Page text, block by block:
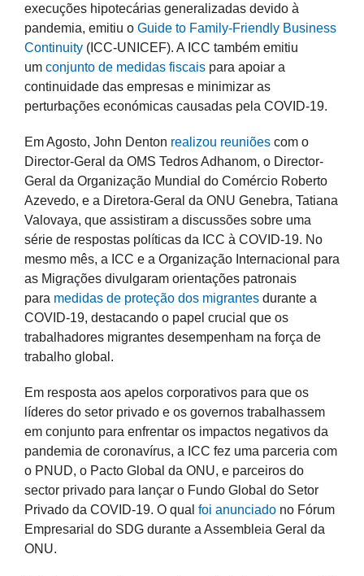
execuções hipotecárias generalizadas devido à
pandemia, emitiu o Guide to Family-Friendly Business
Continuity(ICC-UNICEF). A ICC também emitiu
um conjunto de medidas fiscaispara apoiar a
continuidade das empresas e minimizar as
perturbações económicas causadas pela COVID-19.
Em Agosto, John Denton realizou reuniõescom o
Director-Geral da OMS Tedros Adhanom, o Director-
Geral da Organização Mundial do Comércio Roberto
Azevedo, e a Diretora-Geral da ONU Genebra, Tatiana
Valovaya, que assistiram a discussões sobre uma
série de respostas políticas da ICC à COVID-19. No
mesmo mês, a ICC e a Organização Internacional para
as Migrações divulgaram orientações patronais
para medidas de proteção dos migrantesdurante a
COVID-19, destacando o papel crucial que os
trabalhadores migrantes desempenham na força de
trabalho global.
Em resposta aos apelos corporativos para que os
líderes do setor privado e os governos trabalhassem
em conjunto para enfrentar os impactos negativos da
pandemia de coronavírus, a ICC fez uma parceria com
o PNUD, o Pacto Global da ONU, e parceiros do
sector privado para lançar o Fundo Global do Setor
Privado da COVID-19. O qual foi anunciadono Fórum
Empresarial do SDG durante a Assembleia Geral da
ONU.